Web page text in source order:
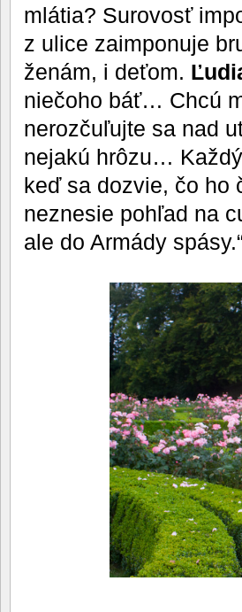
mlátia? Surovosť
z ulice zaimponuje
ženám, i deťom.
niečoho báť… Chcú
nerozčuľujte sa nad
nejakú hrôzu…
keď sa dozvie, čo ho
neznesie pohľad na
ale do Armády